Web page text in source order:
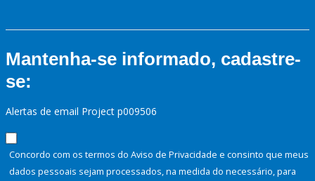
Mantenha-se informado, cadastre-
se:
Alertas de email Project p009506
Concordo com os termos do Aviso de Privacidade e consinto que meus
dados pessoais sejam processados, na medida do necessário, para